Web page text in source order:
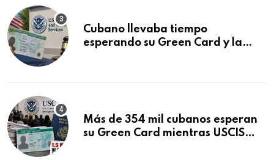
Cubano llevaba tiempo
esperando su Green Card y la
Más de 354 mil cubanos esperan
su Green Card mientras USCIS